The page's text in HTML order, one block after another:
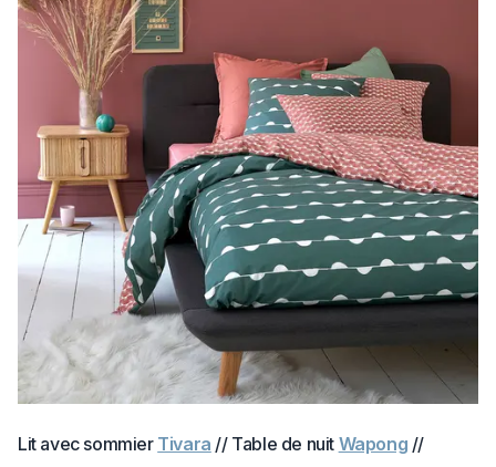
Lit avec sommier Tivara // Table de nuit Wapong //